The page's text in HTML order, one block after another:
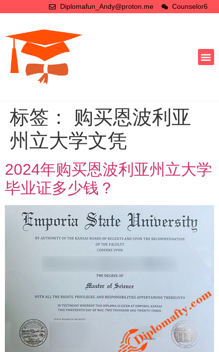
Diplomafun_Andy@proton.me Counselor6
标签： 购买恩波利亚
州立大学文凭
2024年购买恩波利亚州立大学
毕业证多少钱？